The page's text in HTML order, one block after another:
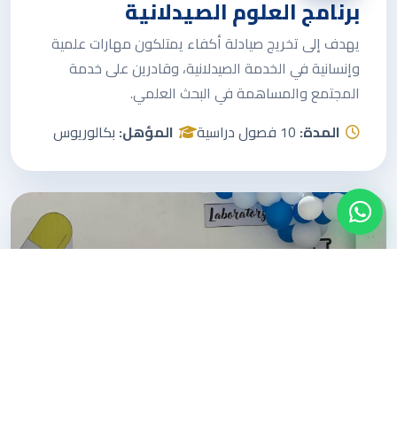
برنامج العلوم الصيدلانية
يهدف إلى تخريج صيادلة أكفاء يمتلكون مهارات علمية
وإنسانية في الخدمة الصيدلانية، وقادرين على خدمة
المجتمع والمساهمة في البحث العلمي.
المدة:10 فصول دراسية المؤهل:بكالوريوس